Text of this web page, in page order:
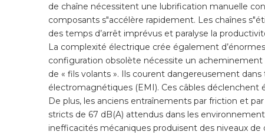
de chaîne nécessitent une lubrification manuelle
composants s"accélère rapidement. Les chaînes
des temps d’arrêt imprévus et paralyse la
La complexité électrique crée également
configuration obsolète nécessite un acheminement
de « fils volants ». Ils courent dangereusement
électromagnétiques (EMI). Ces câbles
De plus, les anciens entraînements par friction et
stricts de 67 dB(A) attendus dans les
inefficacités mécaniques produisent des niveaux